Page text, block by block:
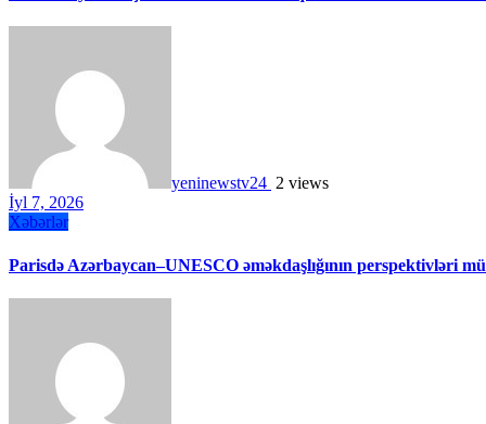
yeninewstv24 2 views
İyl 7, 2026
Xəbərlər
Parisdə Azərbaycan–UNESCO əməkdaşlığının perspektivləri